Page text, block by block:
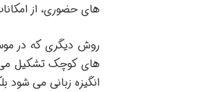
های حضوری، از
روش دیگری که در
های کوچک تشکیل می
انگیزه زبانی می شود